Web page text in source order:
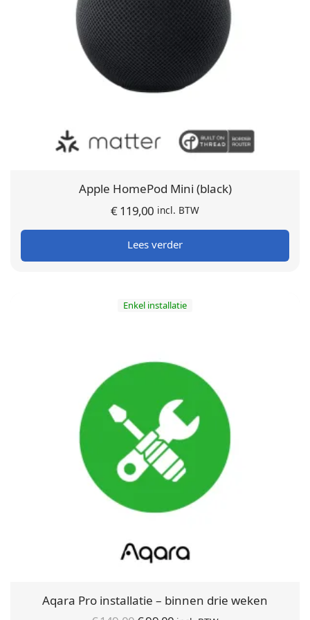
Apple HomePod Mini (black)
€119,00 incl. BTW
Lees verder
Enkel installatie
Aqara Pro installatie – binnen drie weken